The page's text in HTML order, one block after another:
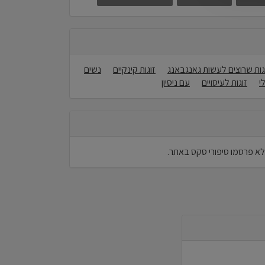
שרוצים לעשות גאנגבאנג זוגות קינקיים
נשים
זוגות לעיסויים עם ניסיון